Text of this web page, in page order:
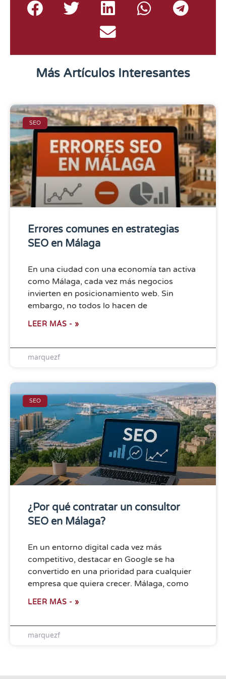
Más Artículos Interesantes
SEO
Errores comunes en estrategias
SEO en Málaga
En una ciudad con una economía tan activa
como Málaga, cada vez más negocios
invierten en posicionamiento web. Sin
embargo, no todos lo hacen de
LEER MÁS - »
marquezf
SEO
¿Por qué contratar un consultor
SEO en Málaga?
En un entorno digital cada vez más
competitivo, destacar en Google se ha
convertido en una prioridad para cualquier
empresa que quiera crecer. Málaga, como
LEER MÁS - »
marquezf